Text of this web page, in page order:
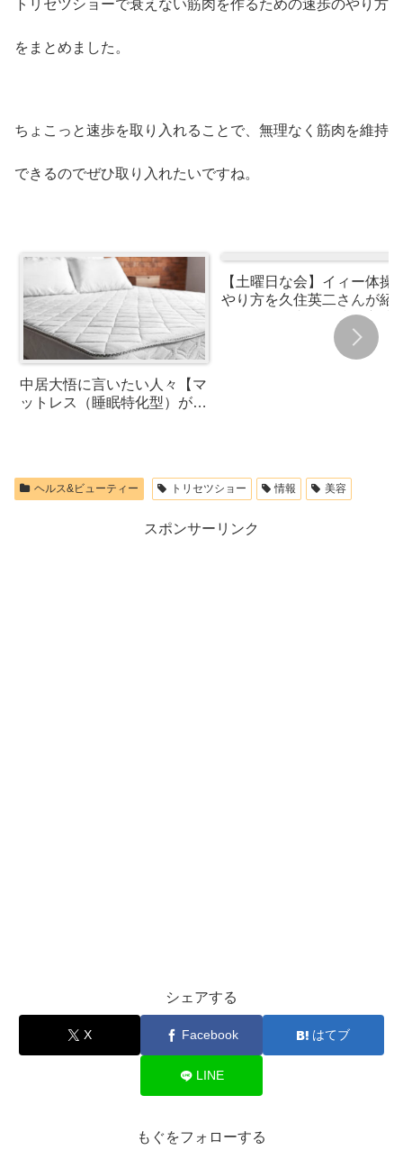
トリセツショーで衰えない筋肉を作るための速歩のやり方
をまとめました。
ちょこっと速歩を取り入れることで、無理なく筋肉を維持
できるのでぜひ取り入れたいですね。
中居大悟に言いたい人々【マ
ットレス（睡眠特化型）が話
【土曜日な会】イィー体操
やり方を久住英二さんが紹
介！のどの老化を防ぐ方法
ヘルス&ビューティー トリセツショー 情報 美容
スポンサーリンク
シェアする
X Facebook はてブ
LINE
もぐをフォローする